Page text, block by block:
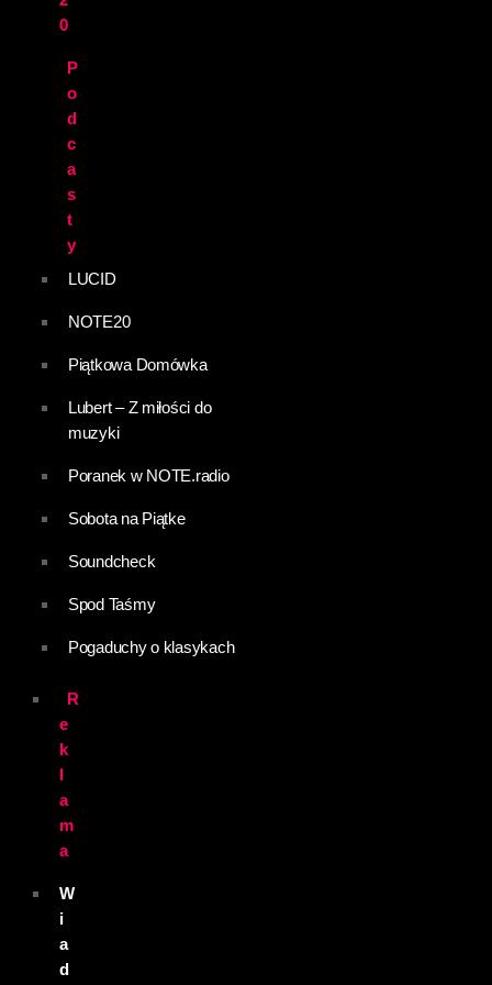
0
P
o
d
c
a
s
t
y
LUCID
NOTE20
Piątkowa Domówka
Lubert – Z miłości do
muzyki
Poranek w NOTE.radio
Sobota na Piątke
Soundcheck
Spod Taśmy
Pogaduchy o klasykach
R
e
k
l
a
m
a
W
i
a
d